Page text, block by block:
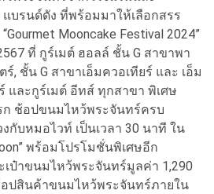
บรนด์ดัง ที่พร้อมมาให้เลือกสรร
Mooncake Festival 2024”
ที่ กูร์เมต์ ฮอลล์ ชั้น G สาขาพา
, ชั้น G สาขาเอ็มควอเทียร์ และ เอ็ม
และกูร์เมต์ อีทส์ ทุกสาขา พิเศษ
ช้อปขนมไหว้พระจันทร์ครบ
กับหมอไวท์ เป็นเวลา 30 นาที ใน
พร้อมโปรโมชั่นพิเศษอีก
ป๋าขนมไหว้พระจันทร์มูลค่า 1,290
อปสินค้าขนมไหว้พระจันทร์ภายใน